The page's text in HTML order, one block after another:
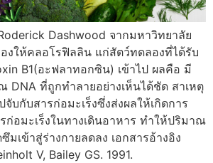
Dashwood จากมหาวิทยาลัย
งให้คลอโรฟิลลิน แก่สัตว์ทดลองที่ได้รับ
B1(อะฟลาทอกซิน) เข้าไป ผลคือ มี
DNA ที่ถูกทำลายอย่างเห็นได้ชัด สาเหตุ
บกับสารก่อมะเร็งซึ่งส่งผลให้เกิดการ
ก่อมะเร็งในทางเดินอาหาร ทำให้ปริมาณ
มเข้าสู่ร่างกายลดลง เอกสารอ้างอิง
V, Bailey GS. 1991.